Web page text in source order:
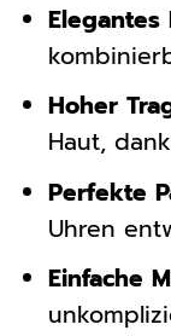
Elegantes
Hoher
Haut,
Perfekte
Uhren
Einfache